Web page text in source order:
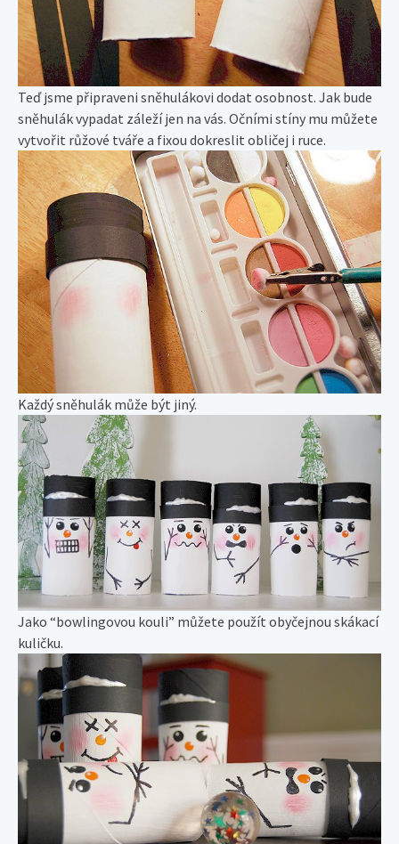
Teď jsme připraveni sněhulákovi dodat osobnost. Jak bude
sněhulák vypadat záleží jen na vás. Očními stíny mu můžete
vytvořit růžové tváře a fixou dokreslit obličej i ruce.
Každý sněhulák může být jiný.
Jako “bowlingovou kouli” můžete použít obyčejnou skákací
kuličku.